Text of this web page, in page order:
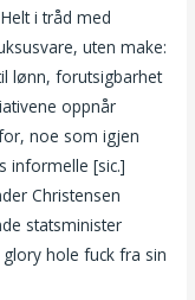
i tråd med
uten make:
lønn, forutsigbarhet
oppnår
noe som igjen
informelle [sic.]
Christensen
statsminister
hole fuck fra sin